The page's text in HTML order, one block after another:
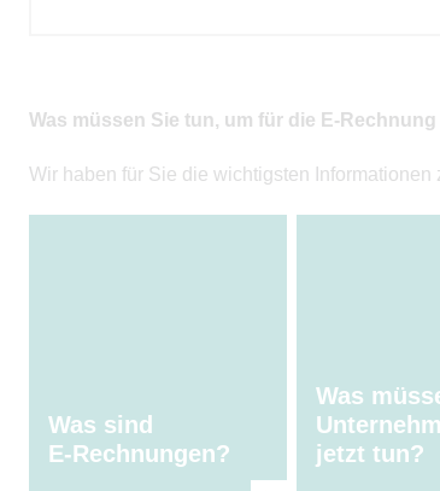
Was müssen Sie tun, um für die E-
Wir haben für Sie die wichtigsten
Was sind
E⁠‑⁠Rechnungen?
Was
jetzt tun?